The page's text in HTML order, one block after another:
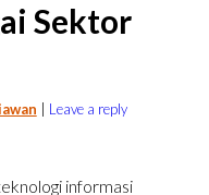
Sektor
Leave a reply
informasi